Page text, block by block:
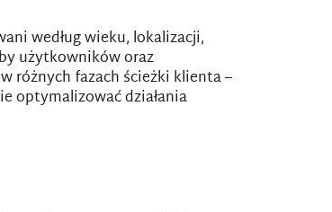
według wieku, lokalizacji,
użytkowników oraz
różnych fazach ścieżki klienta –
optymalizować działania